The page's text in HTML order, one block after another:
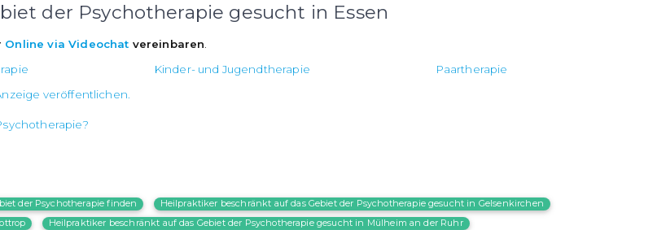
der Psychotherapie gesucht in Essen
Online via Videochat vereinbaren.
Kinder- und Jugendtherapie
Paartherapie
veröffentlichen.
der Psychotherapie finden
Heilpraktiker beschränkt auf das Gebiet der Psychotherapie gesucht in Gelsenkirchen
Heilpraktiker beschränkt auf das Gebiet der Psychotherapie gesucht in Mülheim an der Ruhr